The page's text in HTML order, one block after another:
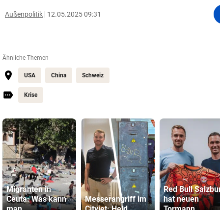
Außenpolitik 12.05.2025 09:31
Ähnliche Themen
USA China Schweiz
Krise
Migranten in
Ceuta: Was kann
Messerangriff im
Red Bull
hat neuen